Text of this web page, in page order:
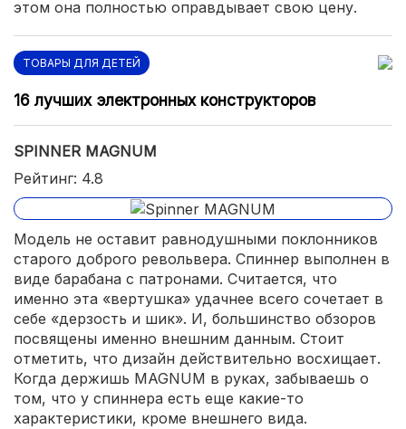
этом она полностью оправдывает свою цену.
ТОВАРЫ ДЛЯ ДЕТЕЙ
16 лучших электронных конструкторов
SPINNER MAGNUM
Рейтинг: 4.8
Модель не оставит равнодушными поклонников
старого доброго револьвера. Спиннер выполнен в
виде барабана с патронами. Считается, что
именно эта «вертушка» удачнее всего сочетает в
себе «дерзость и шик». И, большинство обзоров
посвящены именно внешним данным. Стоит
отметить, что дизайн действительно восхищает.
Когда держишь MAGNUM в руках, забываешь о
том, что у спиннера есть еще какие-то
характеристики, кроме внешнего вида.